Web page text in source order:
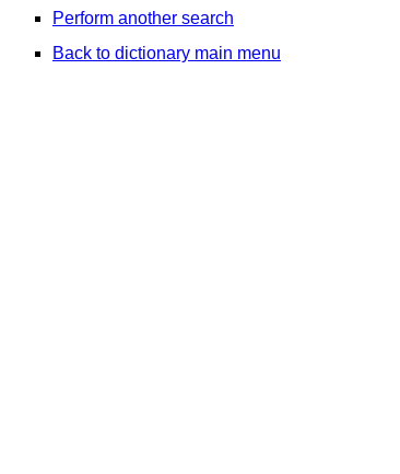
Perform another search
Back to dictionary main menu